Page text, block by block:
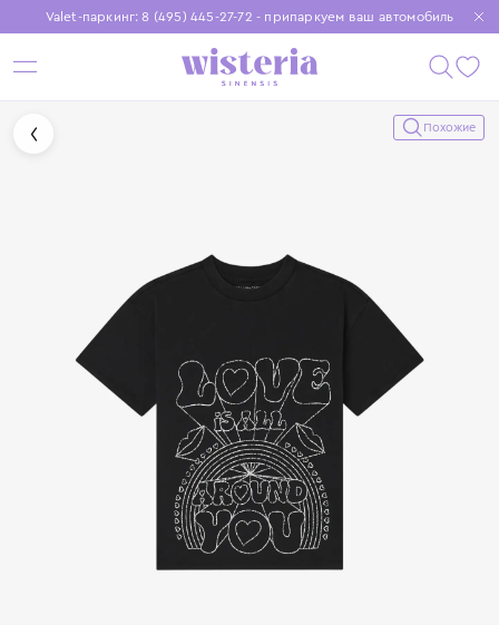
Valet-паркинг: 8 (495) 445-27-72 - припаркуем ваш автомобиль
Бесплатная доставка при заказе от 15 000 ₽
Установите приложение, чтобы покупки были еще удобнее
Похожие